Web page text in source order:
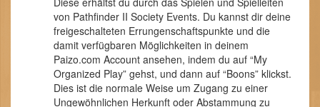
von Pathfinder II Society Events. Du kannst dir deine
freigeschalteten Errungenschaftspunkte und die
damit verfügbaren Möglichkeiten in deinem
Paizo.com Account ansehen, indem du auf “My
Organized Play” gehst, und dann auf “Boons” klickst.
Dies ist die normale Weise um Zugang zu einer
Ungewöhnlichen Herkunft oder Abstammung zu